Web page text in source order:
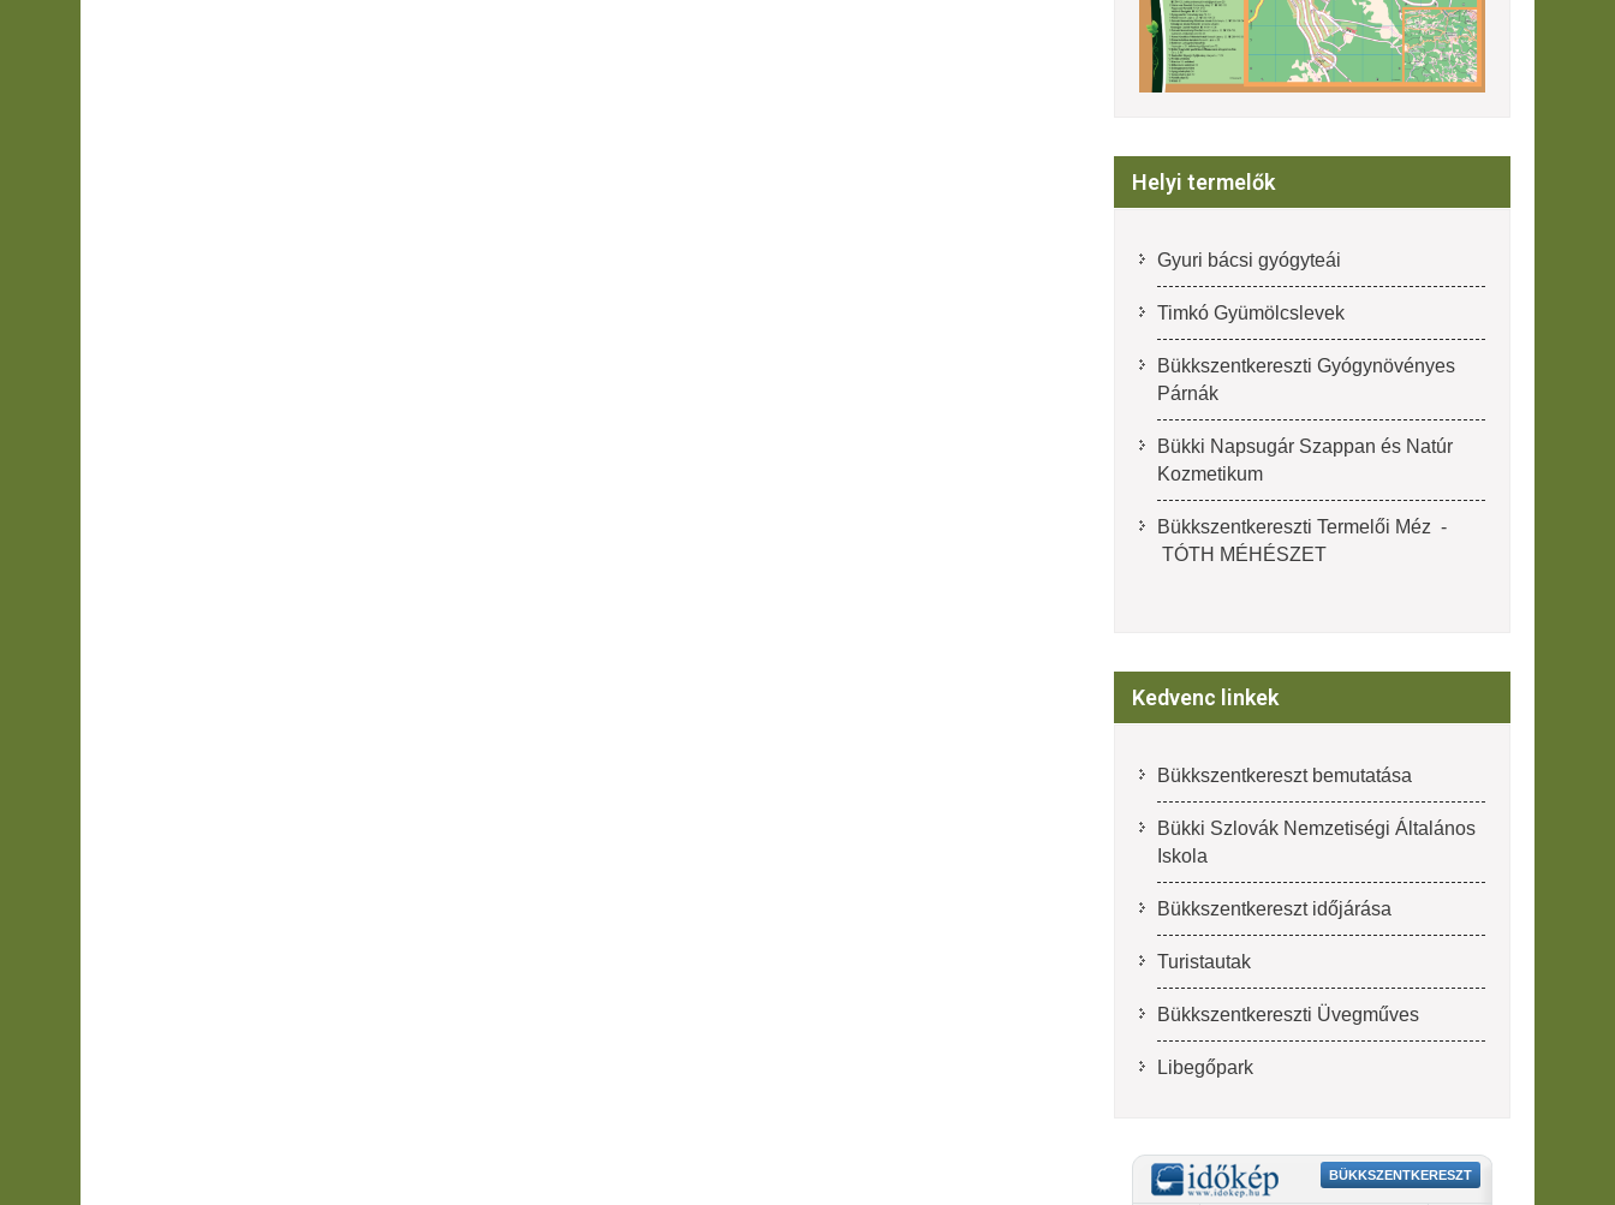
Helyi termelők
Gyuri bácsi gyógyteái
Timkó Gyümölcslevek
Bükkszentkereszti Gyógynövényes
Párnák
Bükki Napsugár Szappan és Natúr
Kozmetikum
Bükkszentkereszti Termelői Méz -
TÓTH MÉHÉSZET
Kedvenc linkek
Bükkszentkereszt bemutatása
Bükki Szlovák Nemzetiségi Általános
Iskola
Bükkszentkereszt időjárása
Turistautak
Bükkszentkereszti Üvegműves
Libegőpark